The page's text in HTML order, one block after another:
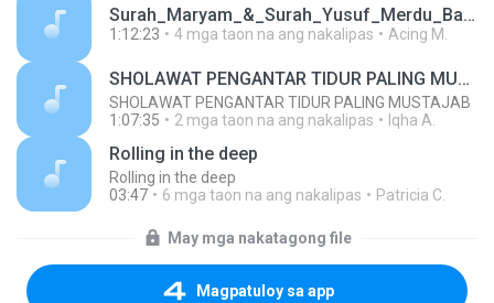
Surah_Maryam_&_Surah_Yusuf_Merdu_Bacaan_Al_Quran_Untuk_Ibu_Hamil (1).mp3
1:12:23 4 mga taon na ang nakalipas Acing M.
SHOLAWAT PENGANTAR TIDUR PALING MUSTAJAB
SHOLAWAT PENGANTAR TIDUR PALING MUSTAJAB
1:07:35
2 mga taon na ang nakalipas Iqha A.
Rolling in the deep
Rolling in the deep
03:47
6 mga taon na ang nakalipas Patricia C.
May mga nakatagong file
Magpatuloy sa app